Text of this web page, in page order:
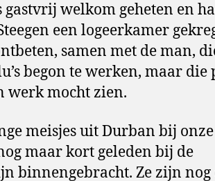
welkom geheten en
een logeerkamer
samen met de man,
begon te werken, maar die
werk mocht zien.
meisjes uit Durban bij
maar kort geleden bij de
binnengebracht. Ze zijn nog